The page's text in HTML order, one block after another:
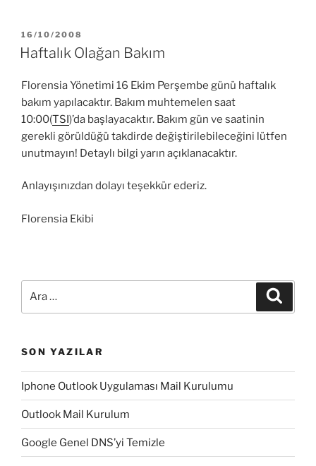
YAYIM
TARIHI
16/10/2008
Haftalık Olağan Bakım
Florensia Yönetimi 16 Ekim Perşembe günü haftalık
bakım yapılacaktır. Bakım muhtemelen saat
10:00(TSI)’da başlayacaktır. Bakım gün ve saatinin
gerekli görüldüğü takdirde değiştirilebileceğini lütfen
unutmayın! Detaylı bilgi yarın açıklanacaktır.
Anlayışınızdan dolayı teşekkür ederiz.
Florensia Ekibi
SON YAZILAR
Iphone Outlook Uygulaması Mail Kurulumu
Outlook Mail Kurulum
Google Genel DNS’yi Temizle